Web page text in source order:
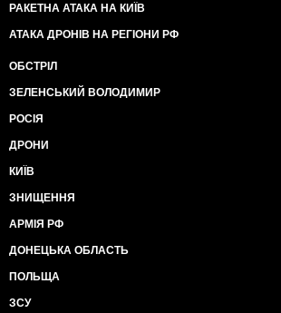
РАКЕТНА АТАКА НА КИЇВ
АТАКА ДРОНІВ НА РЕГІОНИ РФ
ОБСТРІЛ
ЗЕЛЕНСЬКИЙ ВОЛОДИМИР
РОСІЯ
ДРОНИ
КИЇВ
ЗНИЩЕННЯ
АРМІЯ РФ
ДОНЕЦЬКА ОБЛАСТЬ
ПОЛЬЩА
ЗСУ